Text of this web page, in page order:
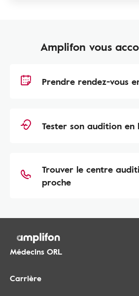
Amplifon vous
Prendre rendez-vous
Tester son audition en
Trouver le centre
proche
Médecins ORL
Carrière